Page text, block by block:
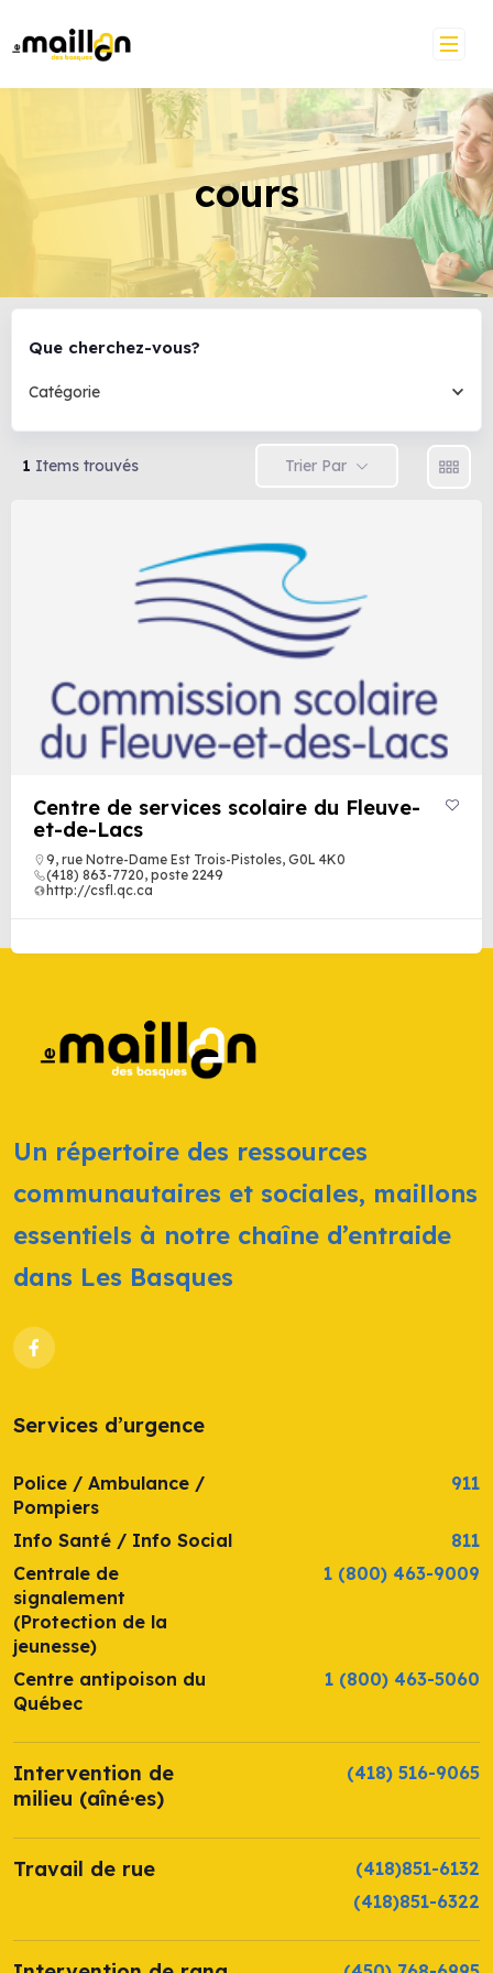
cours
Que cherchez-vous?
Catégorie
1 Items trouvés Trier Par
Centre de services scolaire du Fleuve-
et-de-Lacs
9, rue Notre-Dame Est Trois-Pistoles, G0L 4K0
(418) 863-7720, poste 2249
http://csfl.qc.ca
Un répertoire des ressources
communautaires et sociales, maillons
essentiels à notre chaîne d’entraide
dans Les Basques
Services d’urgence
Police / Ambulance /
Pompiers
911
Info Santé / Info Social
811
Centrale de
signalement
(Protection de la
jeunesse)
1 (800) 463-9009
Centre antipoison du
Québec
1 (800) 463-5060
Intervention de
milieu (aîné·es)
(418) 516-9065
Travail de rue
(418)851-6132
(418)851-6322